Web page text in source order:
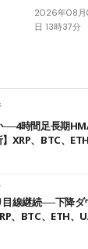
2026年08
日 13時37分
──4時間足長期
XRP、BTC、
線継続──下降
、BTC、ETH、